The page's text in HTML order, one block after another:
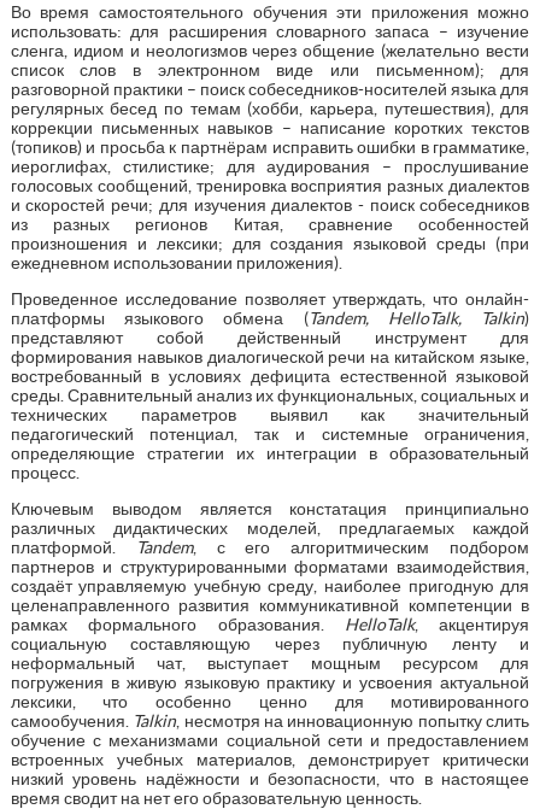
Во время самостоятельного обучения эти приложения можно
использовать: для расширения словарного запаса – изучение
сленга, идиом и неологизмов через общение (желательно вести
список слов в электронном виде или письменном); для
разговорной практики – поиск собеседников-носителей языка для
регулярных бесед по темам (хобби, карьера, путешествия), для
коррекции письменных навыков – написание коротких текстов
(топиков) и просьба к партнёрам исправить ошибки в грамматике,
иероглифах, стилистике; для аудирования – прослушивание
голосовых сообщений, тренировка восприятия разных диалектов
и скоростей речи; для изучения диалектов - поиск собеседников
из разных регионов Китая, сравнение особенностей
произношения и лексики; для создания языковой среды (при
ежедневном использовании приложения).
Проведенное исследование позволяет утверждать, что онлайн-
платформы языкового обмена (Tandem, HelloTalk, Talkin)
представляют собой действенный инструмент для
формирования навыков диалогической речи на китайском языке,
востребованный в условиях дефицита естественной языковой
среды. Сравнительный анализ их функциональных, социальных и
технических параметров выявил как значительный
педагогический потенциал, так и системные ограничения,
определяющие стратегии их интеграции в образовательный
процесс.
Ключевым выводом является констатация принципиально
различных дидактических моделей, предлагаемых каждой
платформой.
Tandem, с его алгоритмическим подбором
партнеров и структурированными форматами взаимодействия,
создаёт управляемую учебную среду, наиболее пригодную для
целенаправленного развития коммуникативной компетенции в
рамках формального образования. HelloTalk, акцентируя
социальную составляющую через публичную ленту и
неформальный чат, выступает мощным ресурсом для
погружения в живую языковую практику и усвоения актуальной
лексики, что особенно ценно для мотивированного
самообучения. Talkin, несмотря на инновационную попытку слить
обучение с механизмами социальной сети и предоставлением
встроенных учебных материалов, демонстрирует критически
низкий уровень надёжности и безопасности, что в настоящее
время сводит на нет его образовательную ценность.